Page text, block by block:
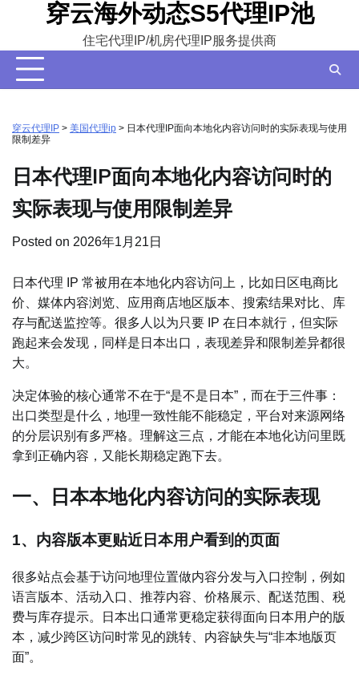
content
穿云海外动态S5代理IP池
住宅代理IP/机房代理IP服务提供商
穿云代理IP > 美国代理ip > 日本代理IP面向本地化内容访问时的实际表现与使用
限制差异
日本代理IP面向本地化内容访问时的
实际表现与使用限制差异
Posted on 2026年1月21日
日本代理 IP 常被用在本地化内容访问上，比如日区电商比
价、媒体内容浏览、应用商店地区版本、搜索结果对比、库
存与配送监控等。很多人以为只要 IP 在日本就行，但实际
跑起来会发现，同样是日本出口，表现差异和限制差异都很
大。
决定体验的核心通常不在于“是不是日本”，而在于三件事：
出口类型是什么，地理一致性能不能稳定，平台对来源网络
的分层识别有多严格。理解这三点，才能在本地化访问里既
拿到正确内容，又能长期稳定跑下去。
一、日本本地化内容访问的实际表现
1、内容版本更贴近日本用户看到的页面
很多站点会基于访问地理位置做内容分发与入口控制，例如
语言版本、活动入口、推荐内容、价格展示、配送范围、税
费与库存提示。日本出口通常更稳定获得面向日本用户的版
本，减少跨区访问时常见的跳转、内容缺失与“非本地版页
面”。